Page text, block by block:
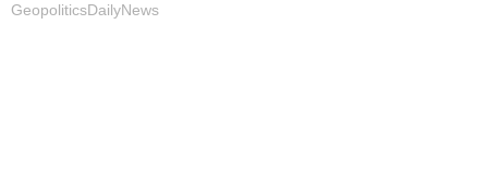
GeopoliticsDailyNews